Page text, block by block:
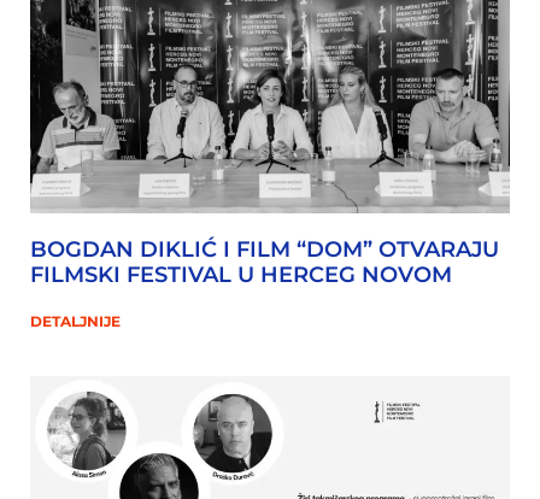
BOGDAN DIKLIĆ I FILM “DOM” OTVARAJU
FILMSKI FESTIVAL U HERCEG NOVOM
DETALJNIJE